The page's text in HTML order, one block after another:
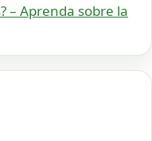
– Aprenda sobre la